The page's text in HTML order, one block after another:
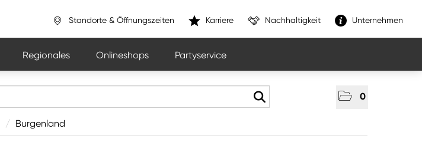
Standorte & Öffnungszeiten Karriere Nachhaltigkeit Unternehmen
Regionales Onlineshops Partyservice
0
/ Burgenland